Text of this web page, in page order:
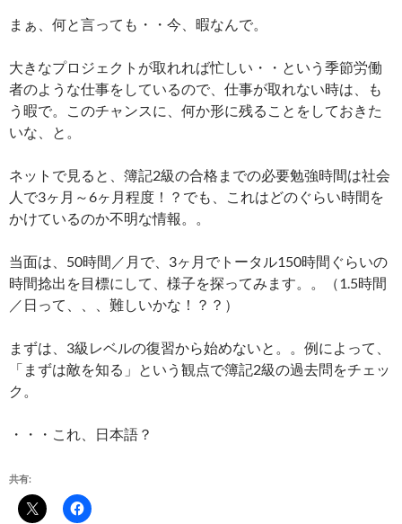
まぁ、何と言っても・・今、暇なんで。
大きなプロジェクトが取れれば忙しい・・という季節労働
者のような仕事をしているので、仕事が取れない時は、も
う暇で。このチャンスに、何か形に残ることをしておきた
いな、と。
ネットで見ると、簿記2級の合格までの必要勉強時間は社会
人で3ヶ月～6ヶ月程度！？でも、これはどのぐらい時間を
かけているのか不明な情報。。
当面は、50時間／月で、3ヶ月でトータル150時間ぐらいの
時間捻出を目標にして、様子を探ってみます。。（1.5時間
／日って、、、難しいかな！？？）
まずは、3級レベルの復習から始めないと。。例によって、
「まずは敵を知る」という観点で簿記2級の過去問をチェッ
ク。
・・・これ、日本語？
共有: